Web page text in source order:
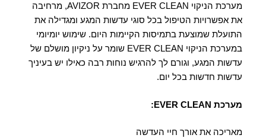
מערכת הניקוי EVER CLEAN מחברת AVIZOR, מרחיבה
את אפשרויות הטיפול בכל סוגי עדשות המגע ומגדילה את
התועלת שמוצעת בתמיסות הקיימות היום. שימוש יומיומי
במערכת הניקוי EVER CLEAN שומר על ניקיון מושלם של
עדשות המגע, וגורם לך להרגיש נוחות רבה כאילו יש בעיניך
עדשות חדשות בכל יום.
מערכת EVER CLEAN:
מאריכה את אורך חיי העדשה